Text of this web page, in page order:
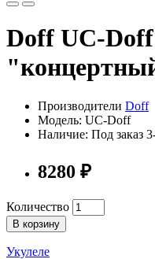
Doff UC-
Производители Doff
Модель: UC-Doff
Наличие: Под заказ
8280 ₽
Количество
В корзину
Укулеле